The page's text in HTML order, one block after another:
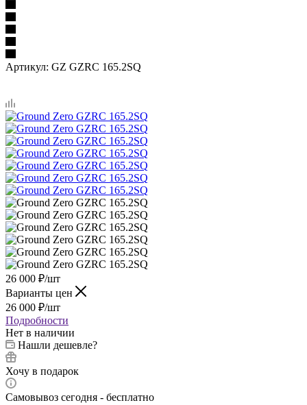
Артикул: GZ GZRC 165.2SQ
26 000 ₽/шт
Варианты цен
26 000 ₽/шт
Подробности
Нет в наличии
Нашли дешевле?
Хочу в подарок
Самовывоз сегодня - бесплатно